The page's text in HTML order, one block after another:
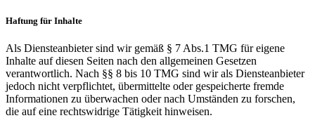
Haftung für Inhalte
Als Diensteanbieter sind wir gemäß § 7 Abs.1 TMG für eigene
Inhalte auf diesen Seiten nach den allgemeinen Gesetzen
verantwortlich. Nach §§ 8 bis 10 TMG sind wir als Diensteanbieter
jedoch nicht verpflichtet, übermittelte oder gespeicherte fremde
Informationen zu überwachen oder nach Umständen zu forschen,
die auf eine rechtswidrige Tätigkeit hinweisen.